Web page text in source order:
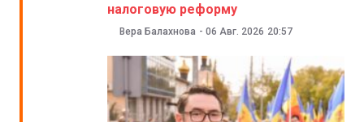
налоговую реформу
Вера Балахнова - 06 Авг. 2026 20:57